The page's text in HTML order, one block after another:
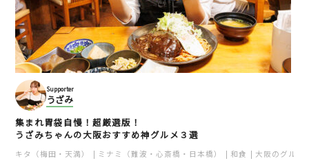
Supporter
うざみ
集まれ胃袋自慢！超厳選版！
うざみちゃんの大阪おすすめ神グルメ３選
キタ（梅田・天満） ミナミ（難波・心斎橋・日本橋） 和食 大阪のグルメ